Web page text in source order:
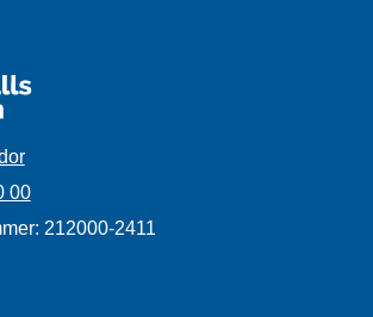
00
212000-2411